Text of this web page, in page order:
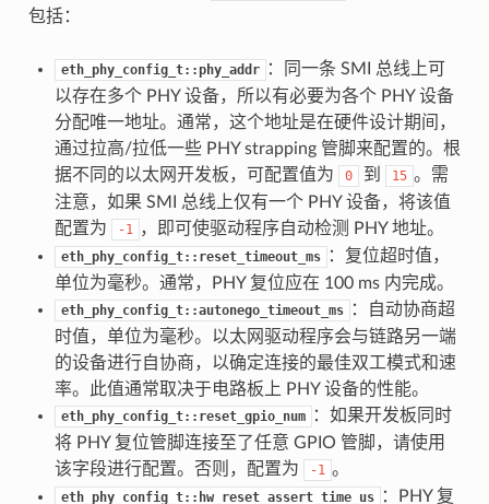
包括：
eth_phy_config_t::phy_addr
：同一条 SMI 总线上可
以存在多个 PHY 设备，所以有必要为各个 PHY 设备
分配唯一地址。通常，这个地址是在硬件设计期间，
通过拉高/拉低一些 PHY strapping 管脚来配置的。根
据不同的以太网开发板，可配置值为
0 到 15 。需
注意，如果 SMI 总线上仅有一个 PHY 设备，将该值
配置为
-1 ，即可使驱动程序自动检测 PHY 地址。
eth_phy_config_t::reset_timeout_ms
：复位超时值，
单位为毫秒。通常，PHY 复位应在 100 ms 内完成。
eth_phy_config_t::autonego_timeout_ms
：自动协商超
时值，单位为毫秒。以太网驱动程序会与链路另一端
的设备进行自协商，以确定连接的最佳双工模式和速
率。此值通常取决于电路板上 PHY 设备的性能。
eth_phy_config_t::reset_gpio_num
：如果开发板同时
将 PHY 复位管脚连接至了任意 GPIO 管脚，请使用
该字段进行配置。否则，配置为
-1 。
eth_phy_config_t::hw_reset_assert_time_us
：PHY 复